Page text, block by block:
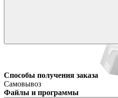
Способы получения заказа
Самовывоз
Файлы и программы